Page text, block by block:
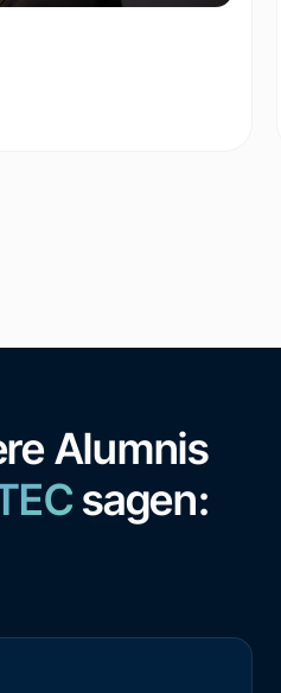
Alumnis
sagen: